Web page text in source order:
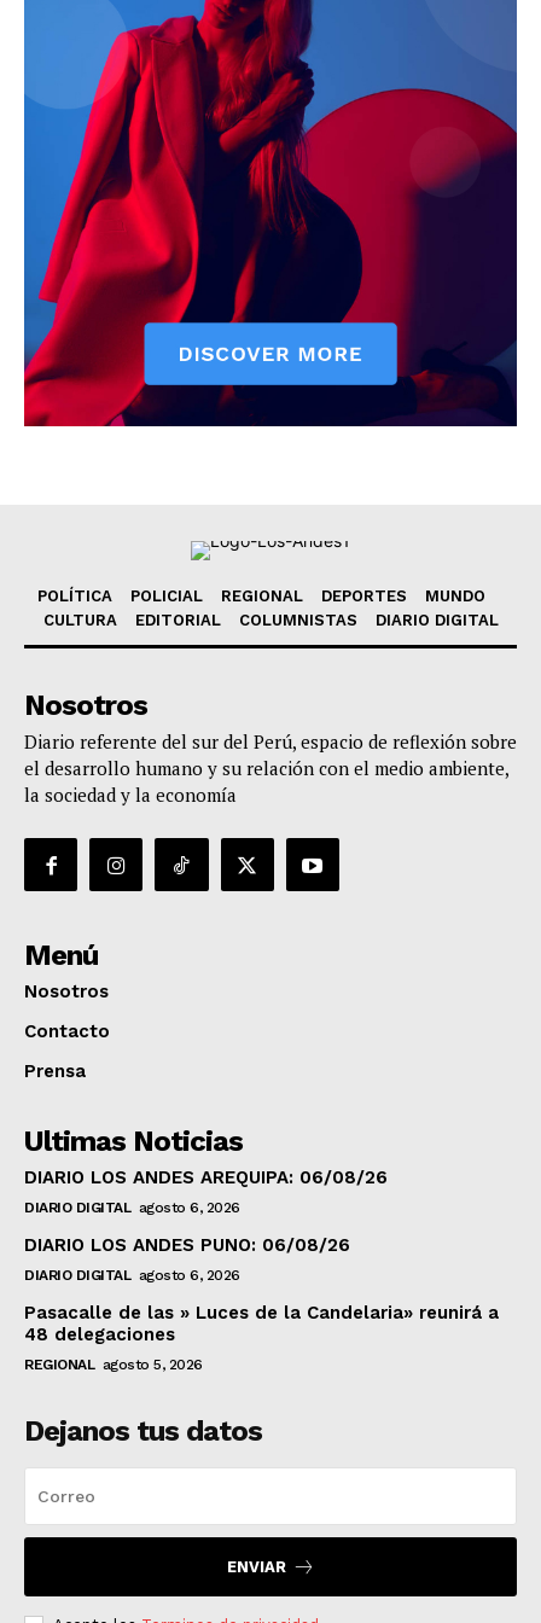
POLÍTICA POLICIAL REGIONAL DEPORTES
MUNDO
CULTURA
EDITORIAL COLUMNISTAS DIARIO DIGITAL
Nosotros
Diario referente del sur del Perú, espacio de reflexión sobre
el desarrollo humano y su relación con el medio ambiente,
la sociedad y la economía
Menú
Nosotros
Contacto
Prensa
Ultimas Noticias
DIARIO LOS ANDES AREQUIPA: 06/08/26
DIARIO DIGITAL agosto 6, 2026
DIARIO LOS ANDES PUNO: 06/08/26
DIARIO DIGITAL agosto 6, 2026
Pasacalle de las » Luces de la Candelaria» reunirá a
48 delegaciones
REGIONAL agosto 5, 2026
Dejanos tus datos
ENVIAR